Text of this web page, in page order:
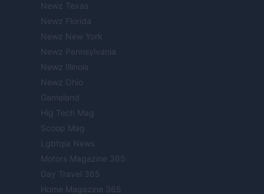
Newz Texas
Newz Florida
Newz New York
Newz Pennsylvania
Newz Illinois
Newz Ohio
Gameland
Hig Tech Mag
Scoop Mag
Lgbtqia News
Motors Magazine 365
Day Travel 365
Home Magazine 365